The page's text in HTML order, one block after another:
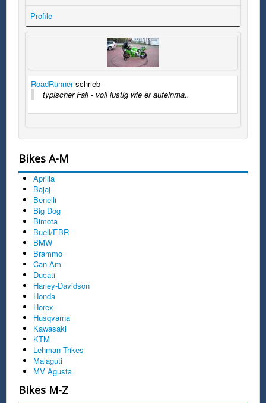
Profile
RoadRunnerschrieb
typischer Fail - voll lustig wie er aufeinma..
Bikes A-M
Aprilia
Bajaj
Benelli
Big Dog
Bimota
Buell/EBR
BMW
Brammo
Can-Am
Ducati
Harley-Davidson
Honda
Horex
Husqvarna
Kawasaki
KTM
Lehman Trikes
Malaguti
MV Agusta
Bikes M-Z